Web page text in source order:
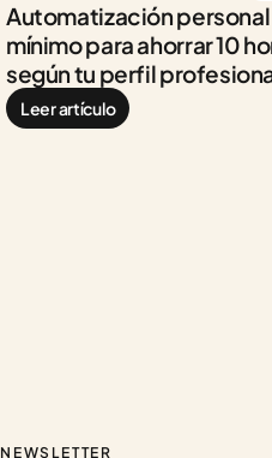
Automatización
mínimo para ahorrar 10
según tu perfil
Leer artículo
NEWSLETTER